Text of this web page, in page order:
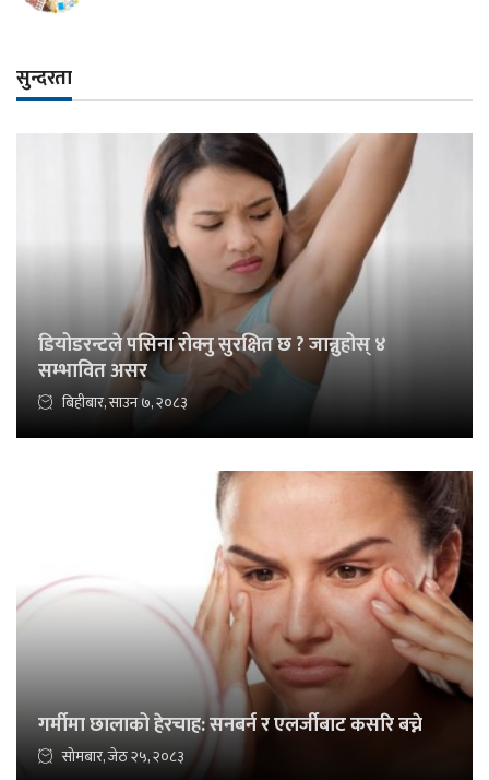
सुन्दरता
डियोडरन्टले पसिना रोक्नु सुरक्षित छ ? जान्नुहोस् ४
सम्भावित असर
बिहीबार, साउन ७, २०८३
गर्मीमा छालाको हेरचाह: सनबर्न र एलर्जीबाट कसरि बच्ने
सोमबार, जेठ २५, २०८३